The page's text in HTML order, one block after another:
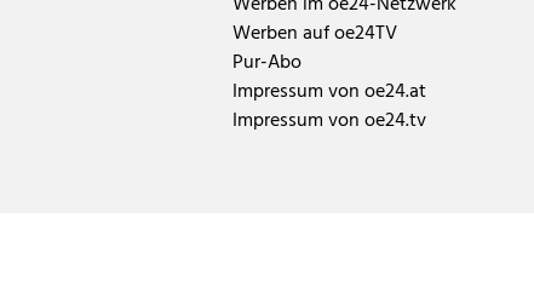
Werben auf oe24TV
Pur-Abo
Impressum von oe24.at
Impressum von oe24.tv